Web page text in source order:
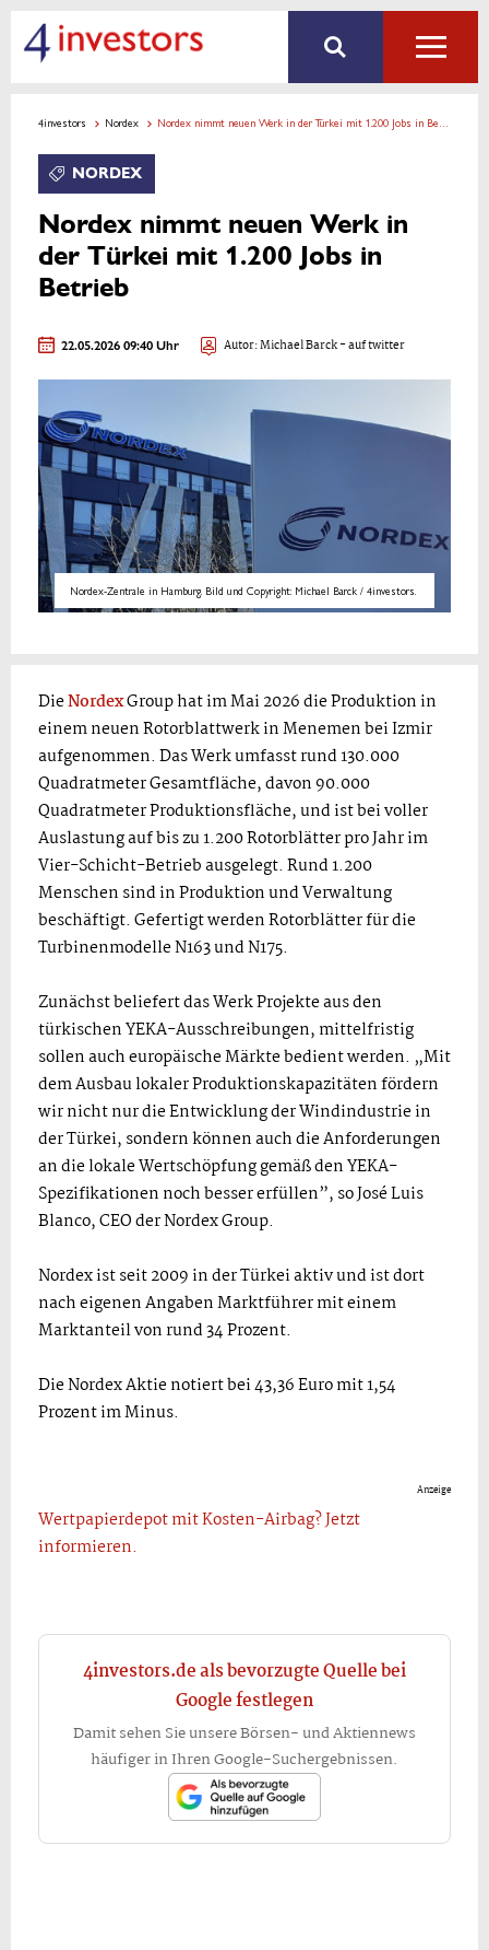
4investors Nordex Nordex nimmt neuen Werk in der Türkei mit 1.200 Jobs in Betrieb
NORDEX
Nordex nimmt neuen Werk in
der Türkei mit 1.200 Jobs in
Betrieb
22.05.2026 09:40 Uhr Autor:Michael Barck- auf twitter
Nordex-Zentrale in Hamburg. Bild und Copyright: Michael Barck / 4investors.
DieNordexGroup hat im Mai 2026 die Produktion in
einem neuen Rotorblattwerk in Menemen bei Izmir
aufgenommen. Das Werk umfasst rund 130.000
Quadratmeter Gesamtfläche, davon 90.000
Quadratmeter Produktionsfläche, und ist bei voller
Auslastung auf bis zu 1.200 Rotorblätter pro Jahr im
Vier-Schicht-Betrieb ausgelegt. Rund 1.200
Menschen sind in Produktion und Verwaltung
beschäftigt. Gefertigt werden Rotorblätter für die
Turbinenmodelle N163 und N175.
Zunächst beliefert das Werk Projekte aus den
türkischen YEKA-Ausschreibungen, mittelfristig
sollen auch europäische Märkte bedient werden. „Mit
dem Ausbau lokaler Produktionskapazitäten fördern
wir nicht nur die Entwicklung der Windindustrie in
der Türkei, sondern können auch die Anforderungen
an die lokale Wertschöpfung gemäß den YEKA-
Spezifikationen noch besser erfüllen”, so José Luis
Blanco, CEO der Nordex Group.
Nordex ist seit 2009 in der Türkei aktiv und ist dort
nach eigenen Angaben Marktführer mit einem
Marktanteil von rund 34 Prozent.
Die Nordex Aktie notiert bei 43,36 Euro mit 1,54
Prozent im Minus.
Anzeige
Wertpapierdepot mit Kosten-Airbag? Jetzt
informieren.
4investors.de als bevorzugte Quelle bei
Google festlegen
Damit sehen Sie unsere Börsen- und Aktiennews
häufiger in Ihren Google-Suchergebnissen.